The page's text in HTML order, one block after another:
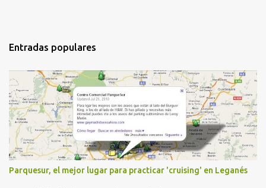
n
r
i
o
s
Entradas populares
Parquesur, el mejor lugar para practicar 'cruising' en Leganés